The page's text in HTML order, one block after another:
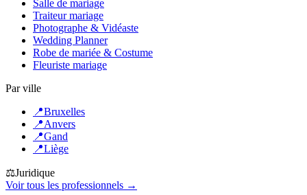
Salle de mariage
Traiteur mariage
Photographe & Vidéaste
Wedding Planner
Robe de mariée & Costume
Fleuriste mariage
Par ville
📍Bruxelles
📍Anvers
📍Gand
📍Liège
⚖️Juridique
Voir tous les professionnels →